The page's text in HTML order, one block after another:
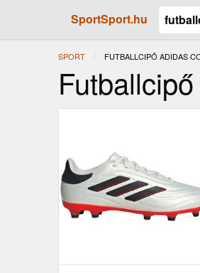
SportSport.hu
SPORT JELENLEGI:
FUTBALLCIPŐ ADIDAS